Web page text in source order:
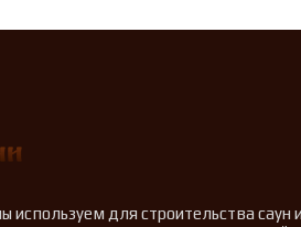
используем для строительства